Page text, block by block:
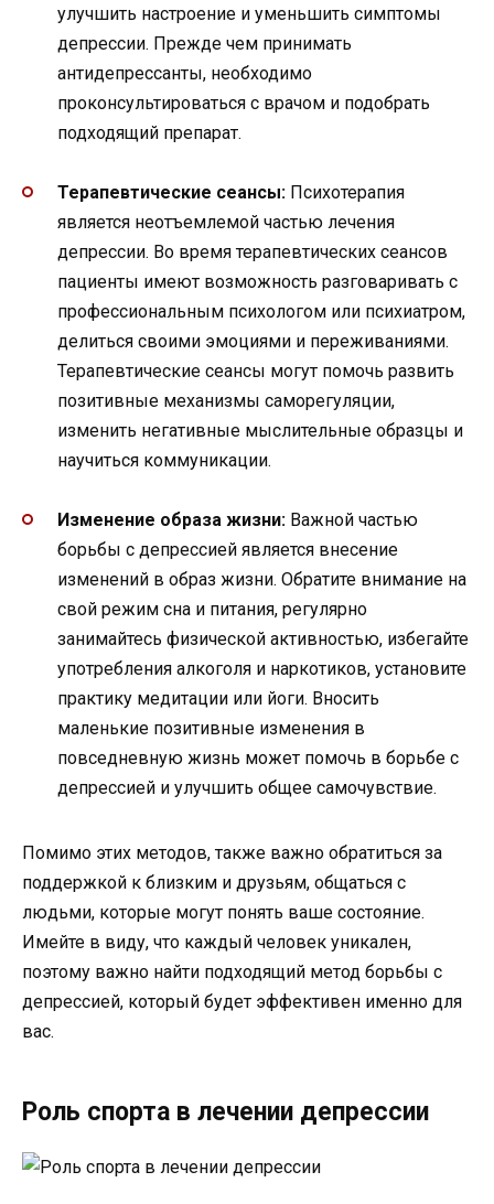
улучшить настроение и уменьшить симптомы
депрессии. Прежде чем принимать
антидепрессанты, необходимо
проконсультироваться с врачом и подобрать
подходящий препарат.
Терапевтические сеансы: Психотерапия
является неотъемлемой частью лечения
депрессии. Во время терапевтических сеансов
пациенты имеют возможность разговаривать с
профессиональным психологом или психиатром,
делиться своими эмоциями и переживаниями.
Терапевтические сеансы могут помочь развить
позитивные механизмы саморегуляции,
изменить негативные мыслительные образцы и
научиться коммуникации.
Изменение образа жизни: Важной частью
борьбы с депрессией является внесение
изменений в образ жизни. Обратите внимание на
свой режим сна и питания, регулярно
занимайтесь физической активностью, избегайте
употребления алкоголя и наркотиков, установите
практику медитации или йоги. Вносить
маленькие позитивные изменения в
повседневную жизнь может помочь в борьбе с
депрессией и улучшить общее самочувствие.
Помимо этих методов, также важно обратиться за
поддержкой к близким и друзьям, общаться с
людьми, которые могут понять ваше состояние.
Имейте в виду, что каждый человек уникален,
поэтому важно найти подходящий метод борьбы с
депрессией, который будет эффективен именно для
вас.
Роль спорта в лечении депрессии